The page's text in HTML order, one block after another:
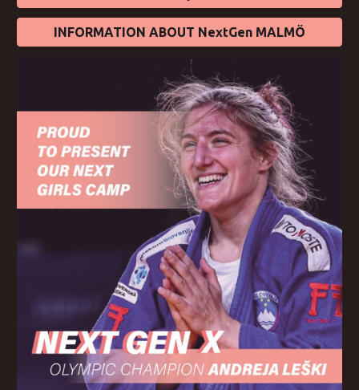
INFORMATION ABOUT NextGen MALMÖ